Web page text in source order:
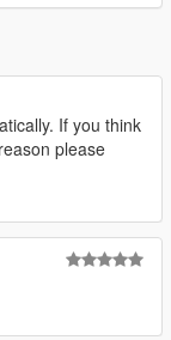
If you think
please